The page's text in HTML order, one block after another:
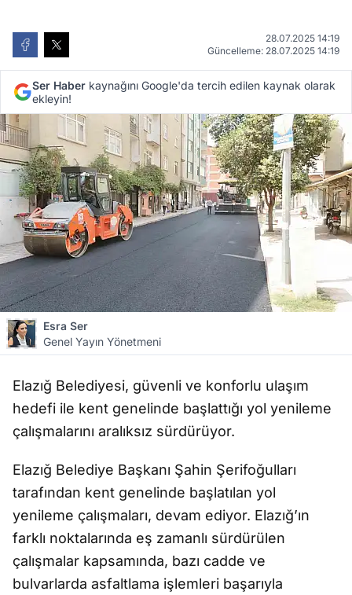
28.07.2025 14:19
Güncelleme: 28.07.2025 14:19
Ser Haber kaynağını Google'da tercih edilen kaynak olarak
ekleyin!
Esra Ser
Genel Yayın Yönetmeni
Elazığ Belediyesi, güvenli ve konforlu ulaşım
hedefi ile kent genelinde başlattığı yol yenileme
çalışmalarını aralıksız sürdürüyor.
Elazığ Belediye Başkanı Şahin Şerifoğulları
tarafından kent genelinde başlatılan yol
yenileme çalışmaları, devam ediyor. Elazığ’ın
farklı noktalarında eş zamanlı sürdürülen
çalışmalar kapsamında, bazı cadde ve
bulvarlarda asfaltlama işlemleri başarıyla